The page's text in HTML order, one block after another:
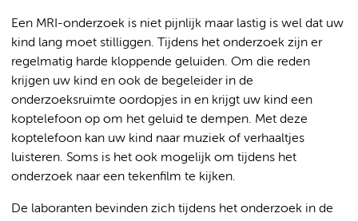
Een MRI-onderzoek is niet pijnlijk maar lastig is wel dat uw
kind lang moet stilliggen. Tijdens het onderzoek zijn er
regelmatig harde kloppende geluiden. Om die reden
krijgen uw kind en ook de begeleider in de
onderzoeksruimte oordopjes in en krijgt uw kind een
koptelefoon op om het geluid te dempen. Met deze
koptelefoon kan uw kind naar muziek of verhaaltjes
luisteren. Soms is het ook mogelijk om tijdens het
onderzoek naar een tekenfilm te kijken.
De laboranten bevinden zich tijdens het onderzoek in de